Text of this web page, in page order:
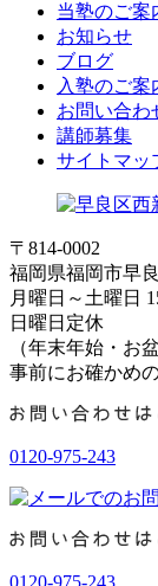
当塾のご案
お知らせ
ブログ
入塾のご案
お問い合わ
講師募集
サイトマッ
〒814-0002
福岡県福岡市早
月曜日～土曜日
日曜日定休
（年末年始・お
事前にお確かめ
0120-975-243